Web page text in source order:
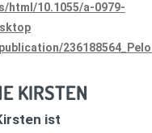
html/10.1055/a-0979-
KIRSTEN
ist